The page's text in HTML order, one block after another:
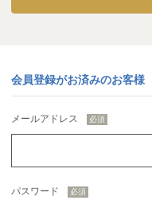
会員登録がお済みのお客様
メールアドレス
パスワード